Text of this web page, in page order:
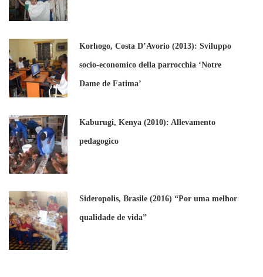
Korhogo, Costa D’Avorio (2013): Sviluppo
socio-economico della parrocchia ‘Notre
Dame de Fatima’
Kaburugi, Kenya (2010): Allevamento
pedagogico
Sideropolis, Brasile (2016) “Por uma melhor
qualidade de vida”